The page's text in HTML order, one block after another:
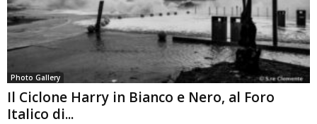
Photo Gallery
Il Ciclone Harry in Bianco e Nero, al Foro
Italico di...